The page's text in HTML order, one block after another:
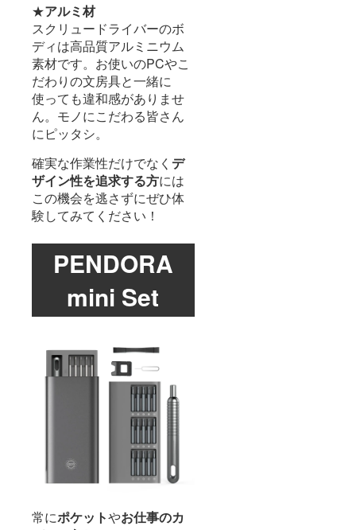
★アルミ材
スクリュードライバーのボ
ディは高品質アルミニウム
素材です。お使いのPCやこ
だわりの文房具と一緒に
使っても違和感がありませ
ん。モノにこだわる皆さん
にピッタシ。
確実な作業性だけでなく デ
ザイン性を追求する方には
この機会を逃さずにぜひ体
験してみてください！
PENDORA
mini Set
常にポケットやお仕事のカ